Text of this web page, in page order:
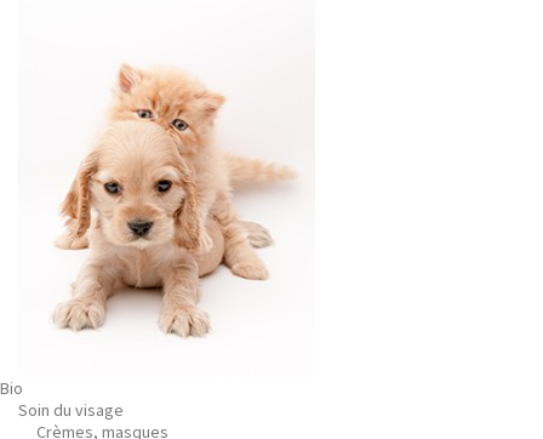
Bio
Soin du visage
Crèmes, masques